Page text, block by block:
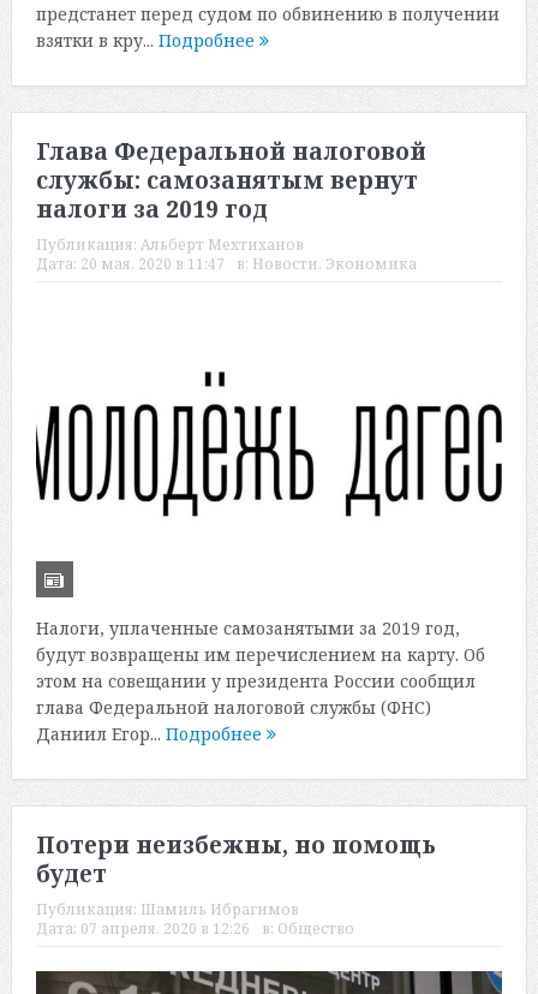
предстанет перед судом по обвинению в получении
взятки в кру... Подробнее
Глава Федеральной налоговой
службы: самозанятым вернут
налоги за 2019 год
Публикация: Альберт Мехтиханов
Дата: 20 мая, 2020 в 11:47 в: Новости, Экономика
Налоги, уплаченные самозанятыми за 2019 год,
будут возвращены им перечислением на карту. Об
этом на совещании у президента России сообщил
глава Федеральной налоговой службы (ФНС)
Даниил Егор... Подробнее
Потери неизбежны, но помощь
будет
Публикация: Шамиль Ибрагимов
Дата: 07 апреля, 2020 в 12:26 в: Общество